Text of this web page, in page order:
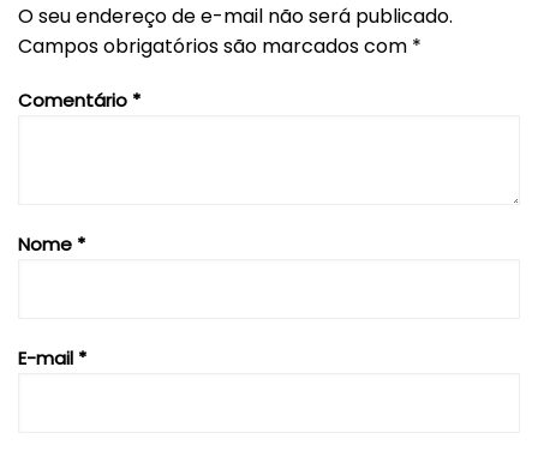
O seu endereço de e-mail não será publicado.
Campos obrigatórios são marcados com *
Comentário *
Nome *
E-mail *